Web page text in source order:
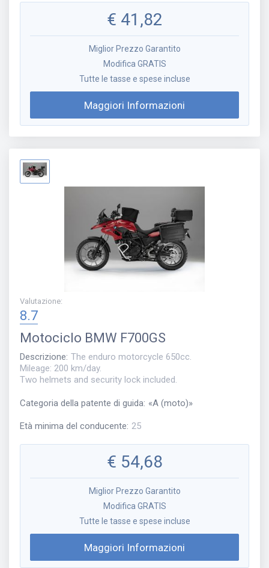
€ 41,82
Miglior Prezzo Garantito
Modifica GRATIS
Tutte le tasse e spese incluse
Maggiori Informazioni
Valutazione:
8.7
Motociclo BMW F700GS
Descrizione: The enduro motorcycle 650cc.
Mileage: 200 km/day.
Two helmets and security lock included.
Categoria della patente di guida: «A (moto)»
Età minima del conducente: 25
€ 54,68
Miglior Prezzo Garantito
Modifica GRATIS
Tutte le tasse e spese incluse
Maggiori Informazioni